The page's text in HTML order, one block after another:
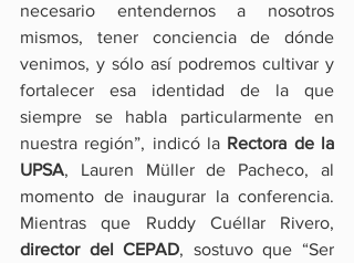
necesario entendernos a nosotros
mismos, tener conciencia de dónde
venimos, y sólo así podremos cultivar y
fortalecer esa identidad de la que
siempre se habla particularmente en
nuestra región”, indicó la Rectora de la
UPSA, Lauren Müller de Pacheco, al
momento de inaugurar la conferencia.
director del CEPAD, sostuvo que “Ser